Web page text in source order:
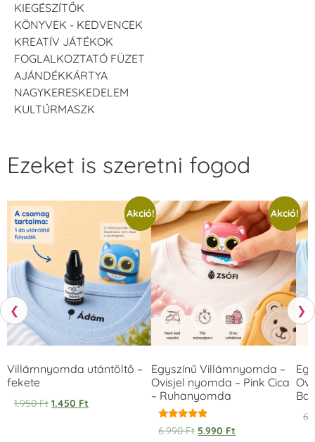
KIEGÉSZÍTŐK
KÖNYVEK - KEDVENCEK
KREATÍV JÁTÉKOK
FOGLALKOZTATÓ FÜZET
AJÁNDÉKKÁRTYA
NAGYKERESKEDELEM
KULTÚRMASZK
❮
Ezeket is szeretni fogod
Akció!
Villámnyomda utántöltő –
fekete
1.950Ft 1.450 Ft
Akció!
Egyszínű Villámnyomda –
Ovisjel nyomda – Pink Cica
– Ruhanyomda
Értékelés:
5.00
6.990Ft 5.990 Ft
❯